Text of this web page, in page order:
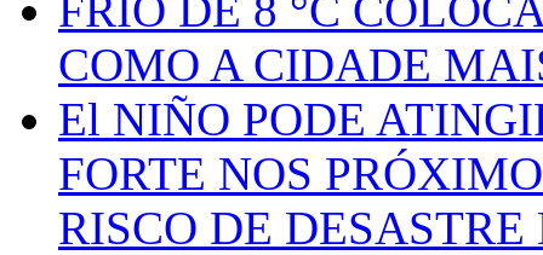
COMO A CIDADE
El NIÑO PODE
FORTE NOS
RISCO DE